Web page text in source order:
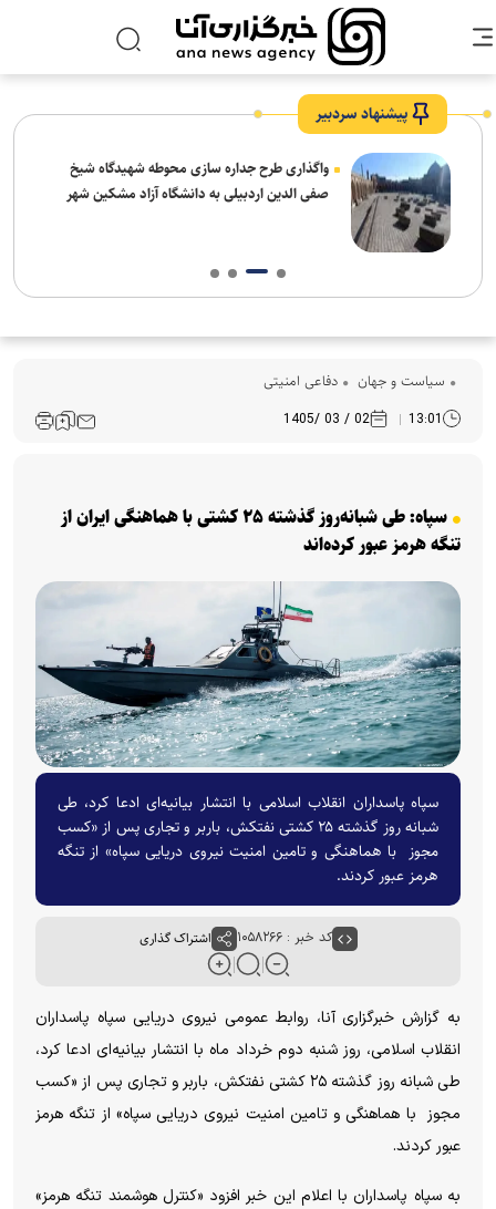
پیشنهاد سردبیر
واگذاری طرح جداره سازی محوطه شهیدگاه شیخ
صفی الدین اردبیلی به دانشگاه آزاد مشکین شهر
سیاست و جهان دفاعی امنیتی
13:01
02 / 03 /1405
سپاه: طی شبانه‌روز گذشته ۲۵ کشتی با هماهنگی ایران از
تنگه هرمز عبور کرده‌اند
سپاه پاسداران انقلاب اسلامی با انتشار بیانیه‌ای ادعا کرد، طی
شبانه روز گذشته ۲۵ کشتی نفتکش، باربر و تجاری پس از «کسب
مجوز با هماهنگی و تامین امنیت نیروی دریایی سپاه» از تنگه
هرمز عبور کردند.
کد خبر : ۱۰۵۸۲۶۶ اشتراک گذاری
به گزارش خبرگزاری آنا، روابط عمومی نیروی دریایی سپاه پاسداران
انقلاب اسلامی، روز شنبه دوم خرداد ماه با انتشار بیانیه‌ای ادعا کرد،
طی شبانه روز گذشته ۲۵ کشتی نفتکش، باربر و تجاری پس از «کسب
مجوز با هماهنگی و تامین امنیت نیروی دریایی سپاه» از تنگه هرمز
عبور کردند.
به سپاه پاسداران با اعلام این خبر افزود «کنترل هوشمند تنگه هرمز»